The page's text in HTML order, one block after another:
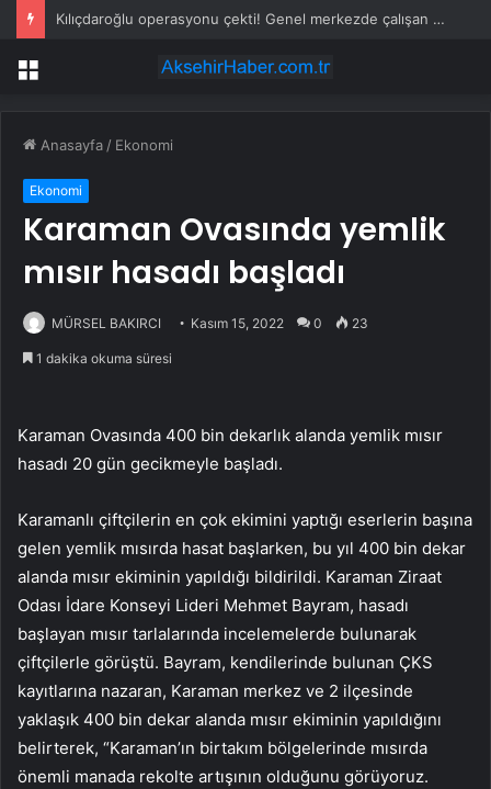
Kılıçdaroğlu operasyonu çekti! Genel merkezde çalışan 24 kişi işten çıkarıldı
Menü
Anasayfa / Ekonomi
Ekonomi
Karaman Ovasında yemlik
mısır hasadı başladı
MÜRSEL BAKIRCI Kasım 15, 2022 0 23
1 dakika okuma süresi
Karaman Ovasında 400 bin dekarlık alanda yemlik mısır
hasadı 20 gün gecikmeyle başladı.
Karamanlı çiftçilerin en çok ekimini yaptığı eserlerin başına
gelen yemlik mısırda hasat başlarken, bu yıl 400 bin dekar
alanda mısır ekiminin yapıldığı bildirildi. Karaman Ziraat
Odası İdare Konseyi Lideri Mehmet Bayram, hasadı
başlayan mısır tarlalarında incelemelerde bulunarak
çiftçilerle görüştü. Bayram, kendilerinde bulunan ÇKS
kayıtlarına nazaran, Karaman merkez ve 2 ilçesinde
yaklaşık 400 bin dekar alanda mısır ekiminin yapıldığını
belirterek, “Karaman’ın birtakım bölgelerinde mısırda
önemli manada rekolte artışının olduğunu görüyoruz.